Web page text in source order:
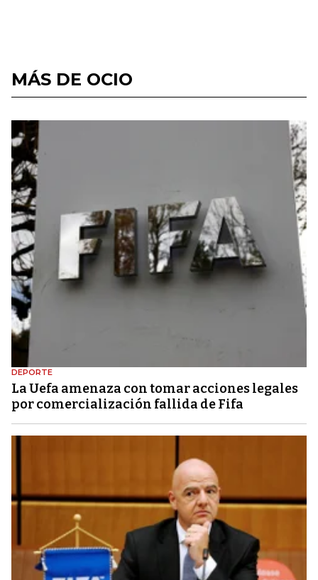
MÁS DE OCIO
DEPORTE
La Uefa amenaza con tomar acciones legales
por comercialización fallida de Fifa